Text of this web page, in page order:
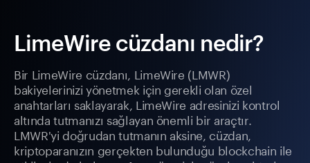
LimeWire cüzdanı nedir?
Bir LimeWire cüzdanı, LimeWire (LMWR)
bakiyelerinizi yönetmek için gerekli olan özel
anahtarları saklayarak, LimeWire adresinizi kontrol
altında tutmanızı sağlayan önemli bir araçtır.
LMWR'yi doğrudan tutmanın aksine, cüzdan,
kriptoparanızın gerçekten bulunduğu blockchain ile